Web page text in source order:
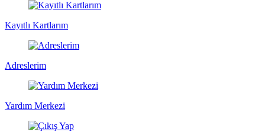
Kayıtlı Kartlarım
Adreslerim
Yardım Merkezi